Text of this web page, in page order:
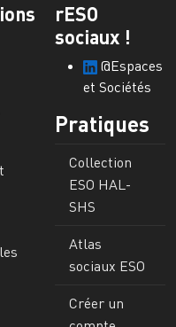
rESO
sociaux !
@Espaces
et Sociétés
Pratiques
Collection
ESO HAL-
SHS
Atlas
sociaux ESO
Créer un